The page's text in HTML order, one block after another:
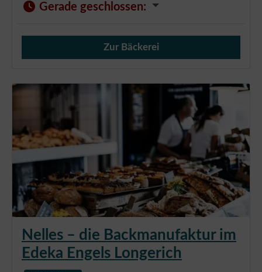
Gerade geschlossen:
Verkauf von Brötchen,
Zur Bäckerei
Nelles – die Backmanufaktur im
Edeka Engels Longerich